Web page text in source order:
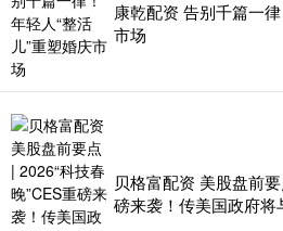
康乾配资 告别千篇一
市场
贝格富配资 美股盘前
磅来袭！传美国政府将